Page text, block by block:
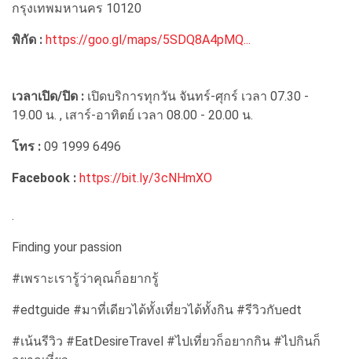
กรุงเทพมหานคร 10120
พิกัด : https://goo.gl/maps/5SDQ8A4pMQ...
เวลาเปิด/ปิด : เปิดบริการทุกวัน จันทร์-ศุกร์ เวลา 07.30 -
19.00 น. , เสาร์-อาทิตย์ เวลา 08.00 - 20.00 น.
โทร : 09 1999 6496
Facebook : https://bit.ly/3cNHmXO
.
Finding your passion
#เพราะเรารู้ว่าคุณก็อยากรู้
#edtguide #มาที่เดียวได้ทั้งเที่ยวได้ทั้งกิน #รีวิวกับedt
#เน้นรีวิว #EatDesireTravel #ไปเที่ยวก็อยากกิน #ไปกินก็